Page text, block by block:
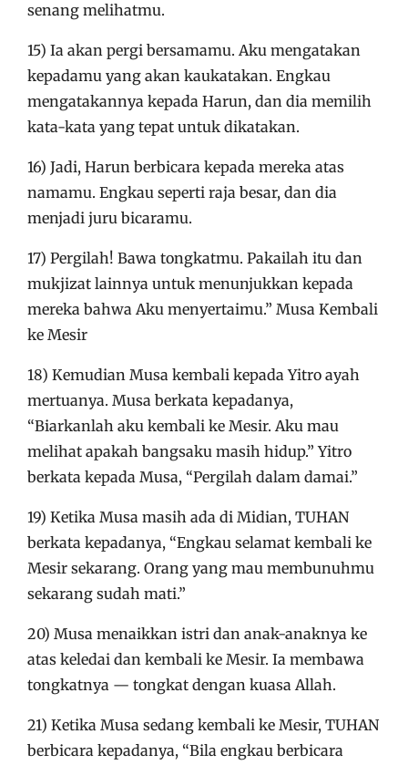
senang melihatmu.
15) Ia akan pergi bersamamu. Aku mengatakan
kepadamu yang akan kaukatakan. Engkau
mengatakannya kepada Harun, dan dia memilih
kata-kata yang tepat untuk dikatakan.
16) Jadi, Harun berbicara kepada mereka atas
namamu. Engkau seperti raja besar, dan dia
menjadi juru bicaramu.
17) Pergilah! Bawa tongkatmu. Pakailah itu dan
mukjizat lainnya untuk menunjukkan kepada
mereka bahwa Aku menyertaimu.” Musa Kembali
ke Mesir
18) Kemudian Musa kembali kepada Yitro ayah
mertuanya. Musa berkata kepadanya,
“Biarkanlah aku kembali ke Mesir. Aku mau
melihat apakah bangsaku masih hidup.” Yitro
berkata kepada Musa, “Pergilah dalam damai.”
19) Ketika Musa masih ada di Midian, TUHAN
berkata kepadanya, “Engkau selamat kembali ke
Mesir sekarang. Orang yang mau membunuhmu
sekarang sudah mati.”
20) Musa menaikkan istri dan anak-anaknya ke
atas keledai dan kembali ke Mesir. Ia membawa
tongkatnya — tongkat dengan kuasa Allah.
21) Ketika Musa sedang kembali ke Mesir, TUHAN
berbicara kepadanya, “Bila engkau berbicara